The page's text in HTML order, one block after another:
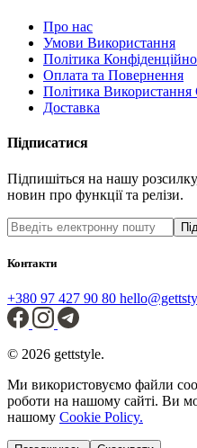
Про нас
Умови Використання
Політика
Оплата та Повернення
Політика Використання
Доставка
Підписатися
Підпишіться на нашу
новин про функції та релізи.
Контакти
+380 97 427 90 80
© 2026 gettstyle.
Ми використовуємо файли
роботи на нашому сайті. Ви
нашому Cookie Policy.